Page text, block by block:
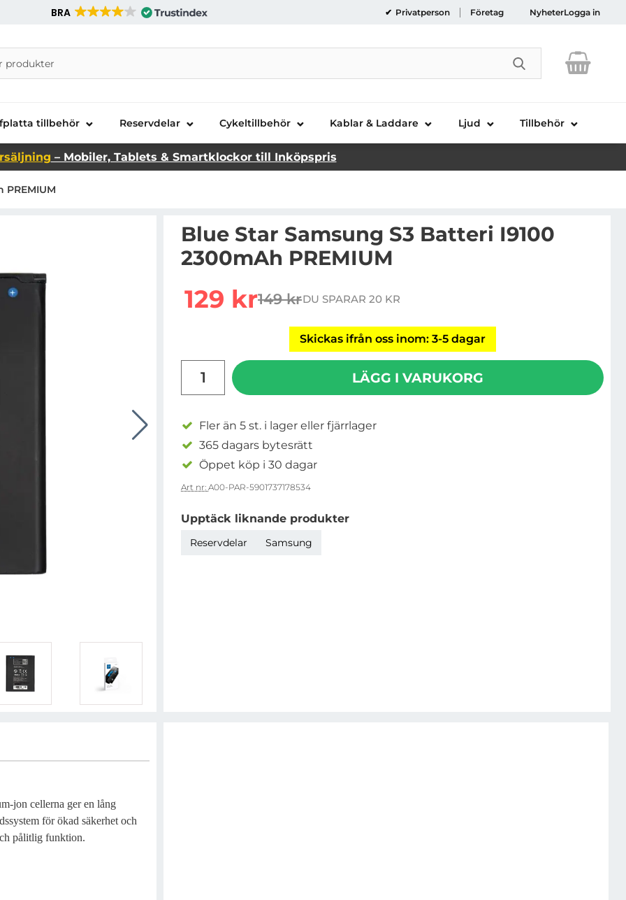
BRA Privatperson Företag NyheterLogga in
Telecom AB
Genomför
tillbehör Reservdelar Cykeltillbehör Kablar & Laddare Ljud Tillbehör
– Mobiler, Tablets & Smartklockor till Inköpspris
Blue Star Samsung S3 Batteri I9100
2300mAh PREMIUM
rea pris
129 krtidigare pris
149 krDU SPARAR 20 KR
Skickas ifrån oss inom: 3-5 dagar
LÄGG I VARUKORG
Fler än 5 st. i lager eller fjärrlager
365 dagars bytesrätt
Öppet köp i 30 dagar
Art nr: A00-PAR-5901737178534
Upptäck liknande produkter
Reservdelar Samsung
jon cellerna ger en lång
för ökad säkerhet och
pålitlig funktion.